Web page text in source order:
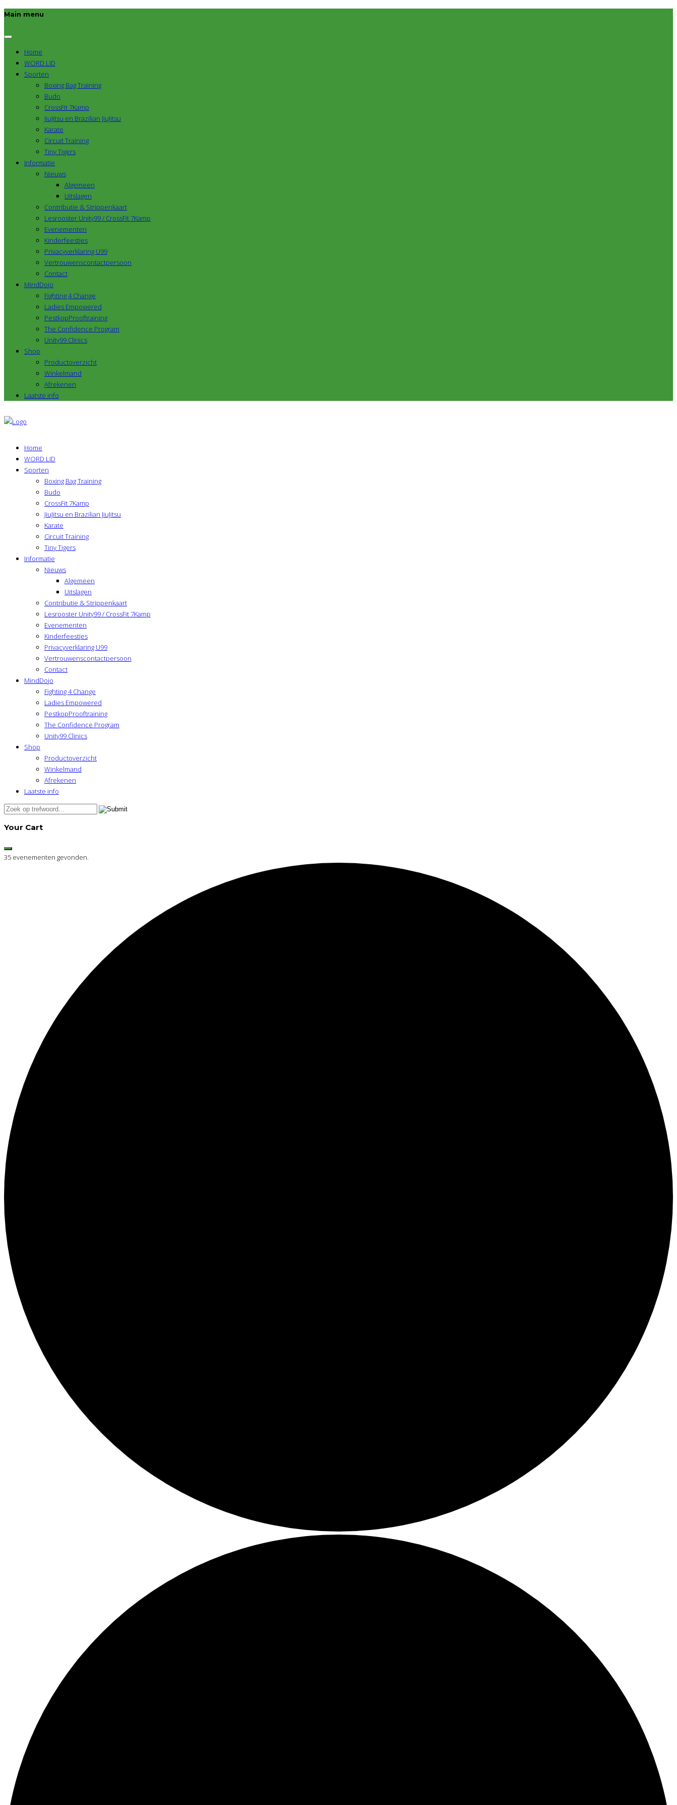
Main menu
Home
WORD LID
Sporten
Boxing Bag Training
Budo
CrossFit 7Kamp
JiuJitsu en Brazilian JiuJitsu
Karate
Circuit Training
Tiny Tigers
Informatie
Nieuws
Algemeen
Uitslagen
Contributie & Strippenkaart
Lesrooster Unity99 / CrossFit 7Kamp
Evenementen
Kinderfeestjes
Privacyverklaring U99
Vertrouwenscontactpersoon
Contact
MindDojo
Fighting 4 Change
Ladies Empowered
PestkopProoftraining
The Confidence Program
Unity99 Clinics
Shop
Productoverzicht
Winkelmand
Afrekenen
Laatste info
Home
WORD LID
Sporten
Boxing Bag Training
Budo
CrossFit 7Kamp
JiuJitsu en Brazilian JiuJitsu
Karate
Circuit Training
Tiny Tigers
Informatie
Nieuws
Algemeen
Uitslagen
Contributie & Strippenkaart
Lesrooster Unity99 / CrossFit 7Kamp
Evenementen
Kinderfeestjes
Privacyverklaring U99
Vertrouwenscontactpersoon
Contact
MindDojo
Fighting 4 Change
Ladies Empowered
PestkopProoftraining
The Confidence Program
Unity99 Clinics
Shop
Productoverzicht
Winkelmand
Afrekenen
Laatste info
Your Cart
35 evenementen gevonden.